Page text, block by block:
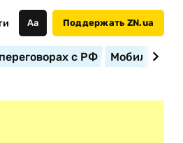
Аа Поддержать ZN.ua
с РФ